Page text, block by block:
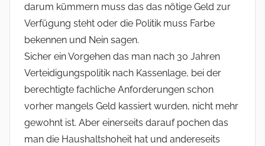
darum kümmern muss das das nötige Geld zur
Verfügung steht oder die Politik muss Farbe
bekennen und Nein sagen.
Sicher ein Vorgehen das man nach 30 Jahren
Verteidigungspolitik nach Kassenlage, bei der
berechtigte fachliche Anforderungen schon
vorher mangels Geld kassiert wurden, nicht mehr
gewohnt ist. Aber einerseits darauf pochen das
man die Haushaltshoheit hat und andereseits